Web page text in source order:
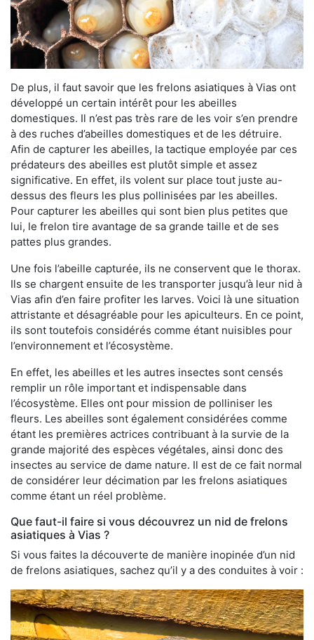
De plus, il faut savoir que les frelons asiatiques à Vias ont
développé un certain intérêt pour les abeilles
domestiques. Il n’est pas très rare de les voir s’en prendre
à des ruches d’abeilles domestiques et de les détruire.
Afin de capturer les abeilles, la tactique employée par ces
prédateurs des abeilles est plutôt simple et assez
significative. En effet, ils volent sur place tout juste au-
dessus des fleurs les plus pollinisées par les abeilles.
Pour capturer les abeilles qui sont bien plus petites que
lui, le frelon tire avantage de sa grande taille et de ses
pattes plus grandes.
Une fois l’abeille capturée, ils ne conservent que le thorax.
Ils se chargent ensuite de les transporter jusqu’à leur nid à
Vias afin d’en faire profiter les larves. Voici là une situation
attristante et désagréable pour les apiculteurs. En ce point,
ils sont toutefois considérés comme étant nuisibles pour
l’environnement et l’écosystème.
En effet, les abeilles et les autres insectes sont censés
remplir un rôle important et indispensable dans
l’écosystème. Elles ont pour mission de polliniser les
fleurs. Les abeilles sont également considérées comme
étant les premières actrices contribuant à la survie de la
grande majorité des espèces végétales, ainsi donc des
insectes au service de dame nature. Il est de ce fait normal
de considérer leur décimation par les frelons asiatiques
comme étant un réel problème.
Que faut-il faire si vous découvrez un nid de frelons
asiatiques à Vias ?
Si vous faites la découverte de manière inopinée d’un nid
de frelons asiatiques, sachez qu’il y a des conduites à voir :